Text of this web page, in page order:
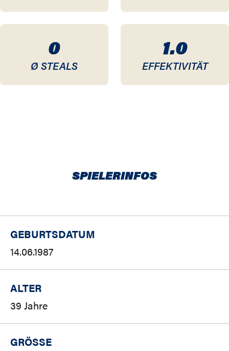
0
Ø STEALS
1.0
EFFEKTIVITÄT
SPIELERINFOS
GEBURTSDATUM
14.06.1987
ALTER
39 Jahre
GRÖSSE